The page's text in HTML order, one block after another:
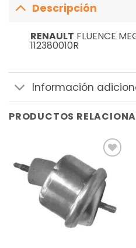
Descripción
RENAULT FLUENCE
112380010R
Información
PRODUCTOS
a la
lista de
deseos